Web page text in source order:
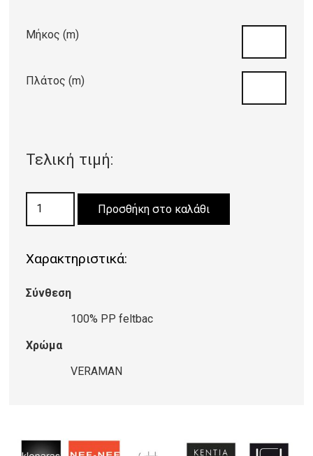
Μήκος (m)
Πλάτος (m)
Τελική τιμή:
ΜΟΚΕΤΑ
40
Προσθήκη στο καλάθι
Χαρακτηριστικά:
Σύνθεση
100% PP feltbac
Χρώμα
VERAMAN